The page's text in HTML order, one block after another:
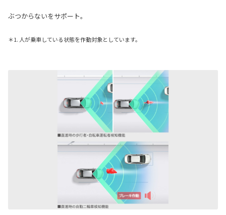
ぶつからないをサポート。
＊1. 人が乗車している状態を作動対象としています。